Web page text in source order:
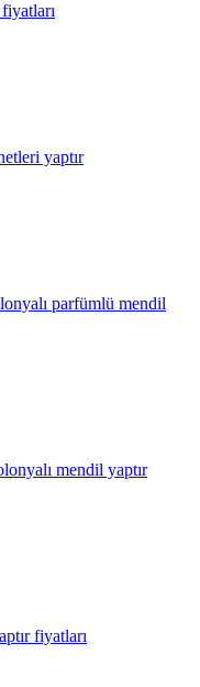
yaptır
parfümlü mendil
mendil yaptır
fiyatları